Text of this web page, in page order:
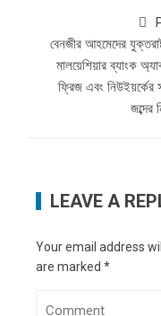
বেনজীর আহমেদের
মালয়েশিয়ার ব্যাংক
ফ্রিজ এবং নিউইয়র্কের
জব্দের
LEAVE A
Your email address
are marked *